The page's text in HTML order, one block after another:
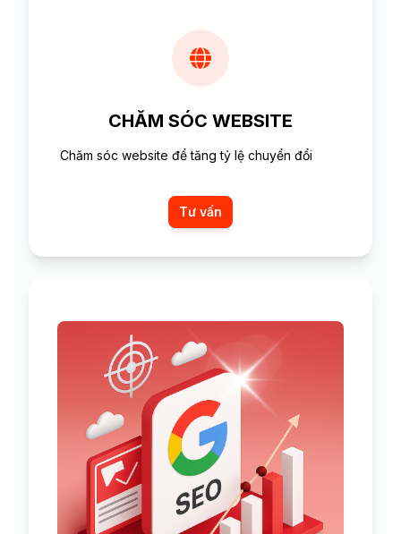
CHĂM SÓC WEBSITE
Chăm sóc website để tăng tỷ lệ chuyển đổi
Tư vấn